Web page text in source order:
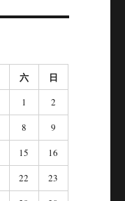
六 日
1
2
8
9
15
16
22
23